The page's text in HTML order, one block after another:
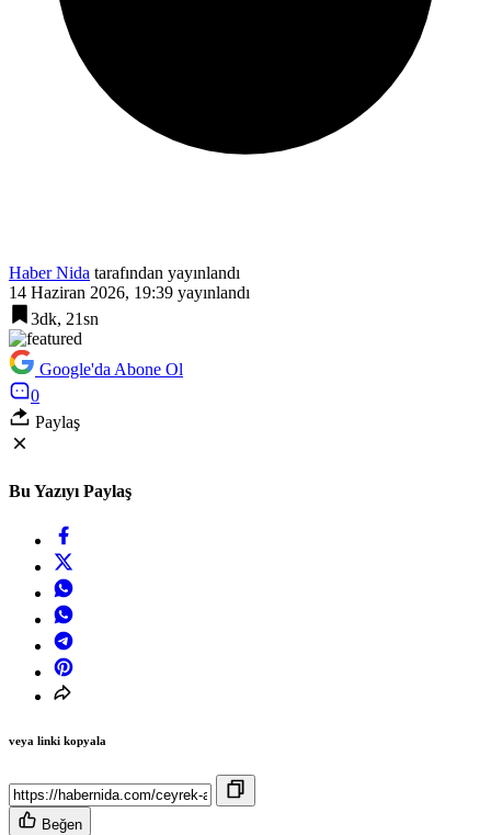
Haber Nida tarafından yayınlandı
14 Haziran 2026, 19:39 yayınlandı
3dk, 21sn
Google'da Abone Ol
0
Paylaş
Bu Yazıyı Paylaş
veya linki kopyala
Beğen